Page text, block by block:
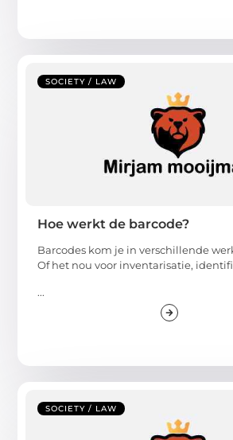
SOCIETY / LAW
Hoe werkt de barcode?
Barcodes kom je in verschillende
Of het nou voor inventarisatie,
...
SOCIETY / LAW